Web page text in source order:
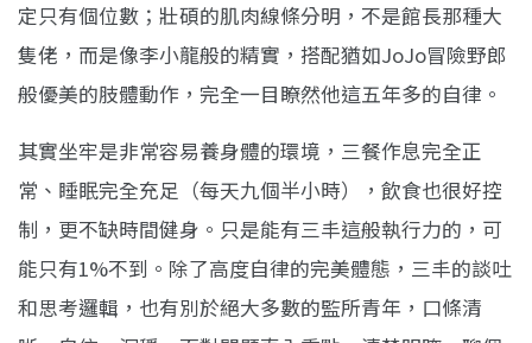
定只有個位數；壯碩的肌肉線條分明，不是館長那種大
隻佬，而是像李小龍般的精實，搭配猶如JoJo冒險野郎
般優美的肢體動作，完全一目瞭然他這五年多的自律。
其實坐牢是非常容易養身體的環境，三餐作息完全正
常、睡眠完全充足（每天九個半小時），飲食也很好控
制，更不缺時間健身。只是能有三丰這般執行力的，可
能只有1%不到。除了高度自律的完美體態，三丰的談吐
和思考邏輯，也有別於絕大多數的監所青年，口條清